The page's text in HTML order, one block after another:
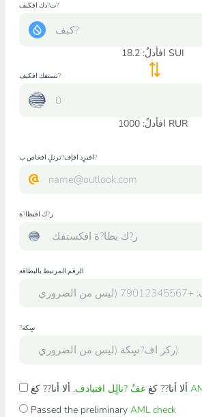
ت?دك افكبف?
افأدلٌ: 18.2 SUI
تستفك افكبف?
افأدلٌ: 1000 RUR
افبرٍد افإف?ترنلٍ افخاص ب?
ر?ك افبظا?ة
الرقم المرتبط بالبطاقة
?سٍكة
ألا أنا?? كغغفٌ ?نالٍل افتبادف
Passed the preliminary AML check